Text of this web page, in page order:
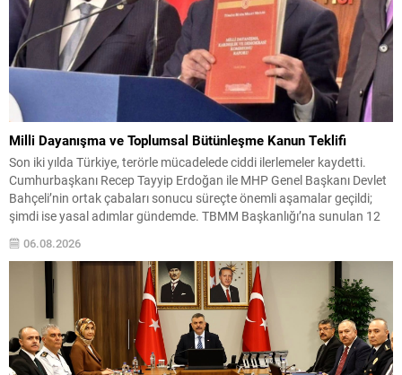
Milli Dayanışma ve Toplumsal Bütünleşme Kanun Teklifi
Son iki yılda Türkiye, terörle mücadelede ciddi ilerlemeler kaydetti.
Cumhurbaşkanı Recep Tayyip Erdoğan ile MHP Genel Başkanı Devlet
Bahçeli’nin ortak çabaları sonucu süreçte önemli aşamalar geçildi;
şimdi ise yasal adımlar gündemde. TBMM Başkanlığı’na sunulan 12
Bütünleşmenin Güçlendirilmesine Dair Kanun Teklifi” olarak
değiştirilen...
06.08.2026